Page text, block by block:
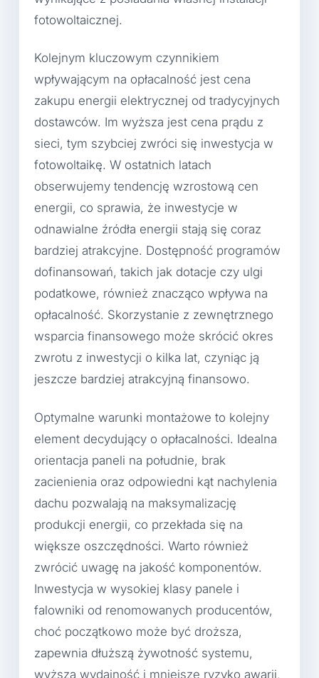
fotowoltaicznej.
Kolejnym kluczowym czynnikiem
wpływającym na opłacalność jest cena
zakupu energii elektrycznej od tradycyjnych
dostawców. Im wyższa jest cena prądu z
sieci, tym szybciej zwróci się inwestycja w
fotowoltaikę. W ostatnich latach
obserwujemy tendencję wzrostową cen
energii, co sprawia, że inwestycje w
odnawialne źródła energii stają się coraz
bardziej atrakcyjne. Dostępność programów
dofinansowań, takich jak dotacje czy ulgi
podatkowe, również znacząco wpływa na
opłacalność. Skorzystanie z zewnętrznego
wsparcia finansowego może skrócić okres
zwrotu z inwestycji o kilka lat, czyniąc ją
jeszcze bardziej atrakcyjną finansowo.
Optymalne warunki montażowe to kolejny
element decydujący o opłacalności. Idealna
orientacja paneli na południe, brak
zacienienia oraz odpowiedni kąt nachylenia
dachu pozwalają na maksymalizację
produkcji energii, co przekłada się na
większe oszczędności. Warto również
zwrócić uwagę na jakość komponentów.
Inwestycja w wysokiej klasy panele i
falowniki od renomowanych producentów,
choć początkowo może być droższa,
zapewnia dłuższą żywotność systemu,
wyższą wydajność i mniejsze ryzyko awarii,